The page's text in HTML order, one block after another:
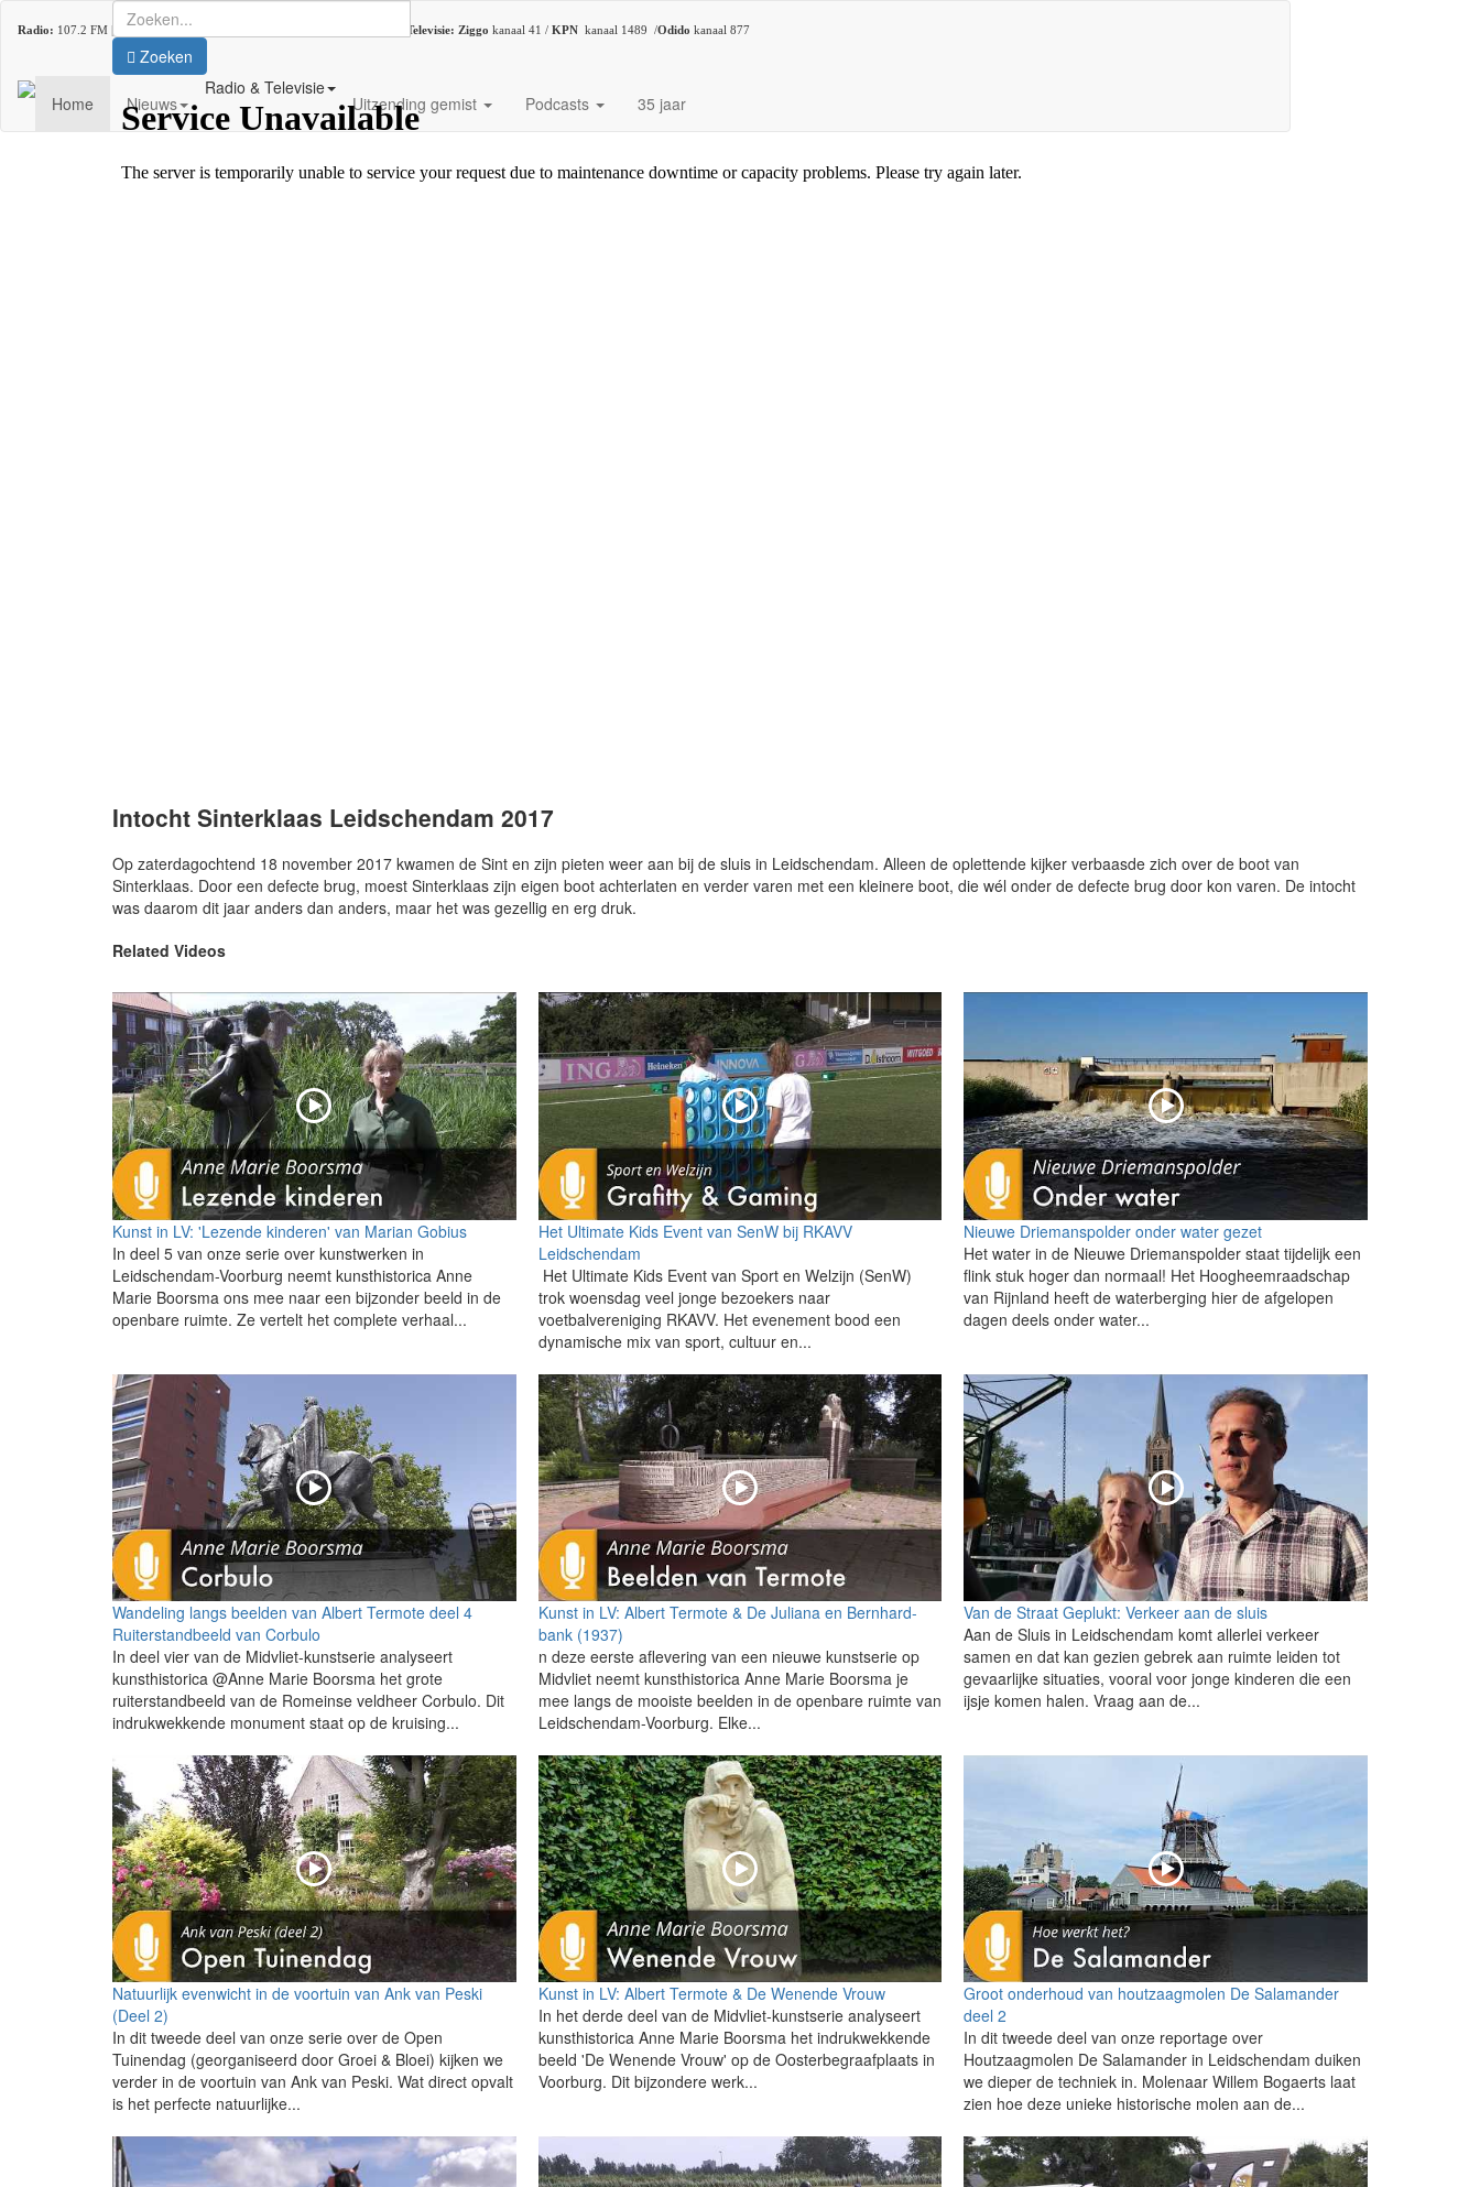
Radio: 107.2 FM | Televisie: Ziggo kanaal 41 / KPN kanaal 1489 /Odido kanaal 877
Home Nieuws
Radio & Televisie
Uitzending gemist Podcasts 35 jaar
Zoeken
Intocht Sinterklaas Leidschendam 2017
Op zaterdagochtend 18 november 2017 kwamen de Sint en zijn pieten weer aan bij de sluis in Leidschendam. Alleen de oplettende kijker verbaasde zich over de boot van
Sinterklaas. Door een defecte brug, moest Sinterklaas zijn eigen boot achterlaten en verder varen met een kleinere boot, die wél onder de defecte brug door kon varen. De intocht
was daarom dit jaar anders dan anders, maar het was gezellig en erg druk.
Related Videos
Kunst in LV: 'Lezende kinderen' van Marian Gobius
In deel 5 van onze serie over kunstwerken in
Leidschendam-Voorburg neemt kunsthistorica Anne
Marie Boorsma ons mee naar een bijzonder beeld in de
openbare ruimte. Ze vertelt het complete verhaal...
Het Ultimate Kids Event van SenW bij RKAVV
Leidschendam
Het Ultimate Kids Event van Sport en Welzijn (SenW)
trok woensdag veel jonge bezoekers naar
voetbalvereniging RKAVV. Het evenement bood een
dynamische mix van sport, cultuur en...
Nieuwe Driemanspolder onder water gezet
Het water in de Nieuwe Driemanspolder staat tijdelijk een
flink stuk hoger dan normaal! Het Hoogheemraadschap
van Rijnland heeft de waterberging hier de afgelopen
dagen deels onder water...
Wandeling langs beelden van Albert Termote deel 4
Ruiterstandbeeld van Corbulo
In deel vier van de Midvliet-kunstserie analyseert
kunsthistorica @Anne Marie Boorsma het grote
ruiterstandbeeld van de Romeinse veldheer Corbulo. Dit
indrukwekkende monument staat op de kruising...
Kunst in LV: Albert Termote & De Juliana en Bernhard-
bank (1937)
n deze eerste aflevering van een nieuwe kunstserie op
Midvliet neemt kunsthistorica Anne Marie Boorsma je
mee langs de mooiste beelden in de openbare ruimte van
Leidschendam-Voorburg. Elke...
Van de Straat Geplukt: Verkeer aan de sluis
Aan de Sluis in Leidschendam komt allerlei verkeer
samen en dat kan gezien gebrek aan ruimte leiden tot
gevaarlijke situaties, vooral voor jonge kinderen die een
ijsje komen halen. Vraag aan de...
Natuurlijk evenwicht in de voortuin van Ank van Peski
(Deel 2)
In dit tweede deel van onze serie over de Open
Tuinendag (georganiseerd door Groei & Bloei) kijken we
verder in de voortuin van Ank van Peski. Wat direct opvalt
is het perfecte natuurlijke...
Kunst in LV: Albert Termote & De Wenende Vrouw
In het derde deel van de Midvliet-kunstserie analyseert
kunsthistorica Anne Marie Boorsma het indrukwekkende
beeld 'De Wenende Vrouw' op de Oosterbegraafplaats in
Voorburg. Dit bijzondere werk...
Groot onderhoud van houtzaagmolen De Salamander
deel 2
In dit tweede deel van onze reportage over
Houtzaagmolen De Salamander in Leidschendam duiken
we dieper de techniek in. Molenaar Willem Bogaerts laat
zien hoe deze unieke historische molen aan de...